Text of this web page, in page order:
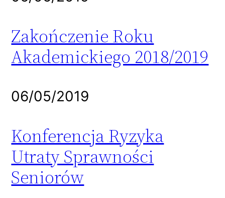
Zakończenie Roku
Akademickiego 2018/2019
06/05/2019
Konferencja Ryzyka
Utraty Sprawności
Seniorów